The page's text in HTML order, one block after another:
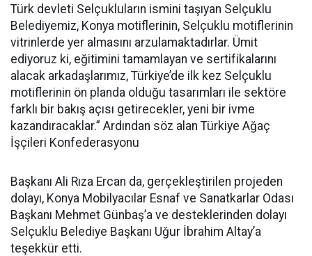
Türk devleti Selçukluların ismini taşıyan Selçuklu
Belediyemiz, Konya motiflerinin, Selçuklu motiflerinin
vitrinlerde yer almasını arzulamaktadırlar. Ümit
ediyoruz ki, eğitimini tamamlayan ve sertifikalarını
alacak arkadaşlarımız, Türkiye’de ilk kez Selçuklu
motiflerinin ön planda olduğu tasarımları ile sektöre
farklı bir bakış açısı getirecekler, yeni bir ivme
kazandıracaklar.” Ardından söz alan Türkiye Ağaç
İşçileri Konfederasyonu
Başkanı Ali Rıza Ercan da, gerçekleştirilen projeden
dolayı, Konya Mobilyacılar Esnaf ve Sanatkarlar Odası
Başkanı Mehmet Günbaş’a ve desteklerinden dolayı
Selçuklu Belediye Başkanı Uğur İbrahim Altay’a
teşekkür etti.